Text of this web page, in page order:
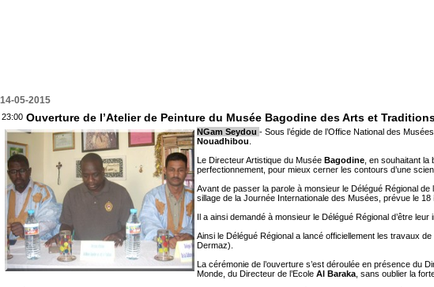
14-05-2015
23:00 Ouverture de l’Atelier de Peinture du Musée Bagodine des Arts et
NGam Seydou - Sous l’égide de l’Office National des
Nouadhibou.
Le Directeur Artistique du Musée Bagodine, en souhaitant la
perfectionnement, pour mieux cerner les contours d’une
Avant de passer la parole à monsieur le Délégué Régional de
sillage de la Journée Internationale des Musées, prévue le 18
Il a ainsi demandé à monsieur le Délégué Régional d’être
Ainsi le Délégué Régional a lancé officiellement les travaux
Dermaz).
La cérémonie de l’ouverture s’est déroulée en présence du
Monde, du Directeur de l’Ecole Al Baraka, sans oublier la